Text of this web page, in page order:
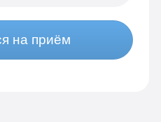
на приём